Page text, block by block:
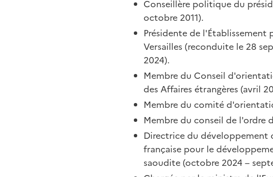
Conseillère politique du
octobre 2011).
Présidente de
Versailles (reconduite le 28
2024).
Membre du Conseil
des Affaires étrangères (avril
Membre du comité
Membre du conseil de l'ordre
Directrice du
française pour le
saoudite (octobre 2024 –